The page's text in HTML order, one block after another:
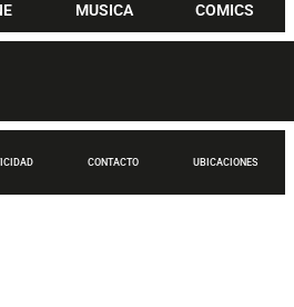
MUSICA COMICS
CONTACTO UBICACIONES